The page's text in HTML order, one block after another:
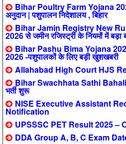
Bihar Poultry Farm Yojana
अनुदान | पशुपालन निदेशालय , बिहार
Bihar Jamin Registry New
2026 से जमीन रजिस्ट्री के नियमों में बड़ा
Bihar Pashu Bima Yojana 2026:
2026 -पशुपालकों के लिए बड़ी खुशखबरी
Allahabad High Court HJS
Bihar Swachhata Sathi Bahali
भर्ती शुरू
NISE Executive Assistant
Notification
UPSSSC PET Result 2025 –
DDA Group A, B, C Exam